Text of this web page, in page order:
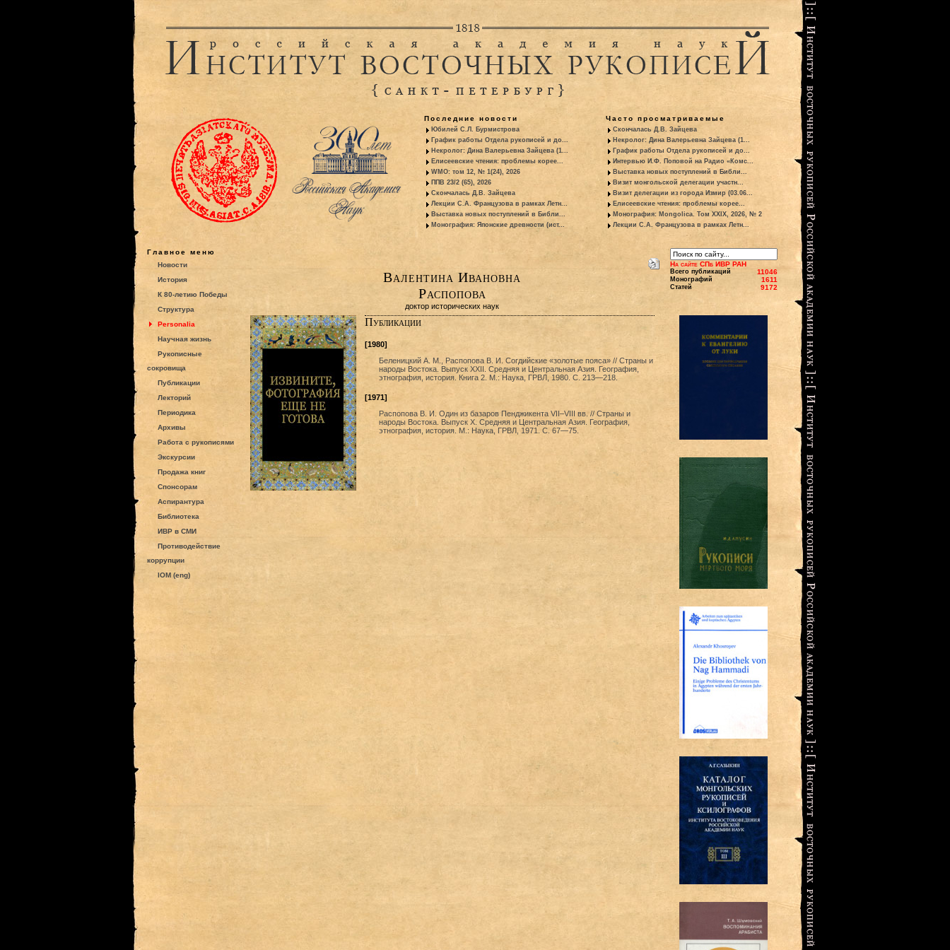
Последние новости
Юбилей С.Л. Бурмистрова
График работы Отдела рукописей и до...
Некролог: Дина Валерьевна Зайцева (1...
Елисеевские чтения: проблемы корее...
WMO: том 12, № 1(24), 2026
ППВ 23/2 (65), 2026
Скончалась Д.В. Зайцева
Лекции С.А. Французова в рамках Летн...
Выставка новых поступлений в Библи...
Монография: Японские древности (ист...
Часто просматриваемые
Скончалась Д.В. Зайцева
Некролог: Дина Валерьевна Зайцева (1...
График работы Отдела рукописей и до...
Интервью И.Ф. Поповой на Радио «Комс...
Выставка новых поступлений в Библи...
Визит монгольской делегации участн...
Визит делегации из города Измир (03.06...
Елисеевские чтения: проблемы корее...
Монография: Mongolica. Том XXIX, 2026, № 2
Лекции С.А. Французова в рамках Летн...
Главное меню
Новости
История
К 80-летию Победы
Структура
Personalia
Научная жизнь
Рукописные
сокровища
Публикации
Лекторий
Периодика
Архивы
Работа с рукописями
Экскурсии
Продажа книг
Спонсорам
Аспирантура
Библиотека
ИВР в СМИ
Противодействие
коррупции
IOM (eng)
Валентина Ивановна
Распопова
доктор исторических наук
Публикации
[1980]
Беленицкий А. М., Распопова В. И. Согдийские «золотые пояса» // Страны и
народы Востока. Выпуск XXII. Средняя и Центральная Азия. География,
этнография, история. Книга 2. М.: Наука, ГРВЛ, 1980. С. 213—218.
[1971]
Распопова В. И. Один из базаров Пенджикента VII–VIII вв. // Страны и
народы Востока. Выпуск X. Средняя и Центральная Азия. География,
этнография, история. М.: Наука, ГРВЛ, 1971. С. 67—75.
На сайте СПб ИВР РАН
Всего публикаций 11046
Монографий 1611
Статей 9172